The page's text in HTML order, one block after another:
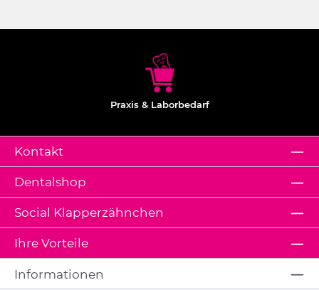
Praxis & Laborbedarf
Kontakt
Dentalshop
Ihre Vorteile
Social Klapperzähnchen
Informationen